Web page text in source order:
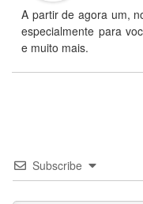
A partir de agora um,
especialmente para
e muito mais.
Subscribe